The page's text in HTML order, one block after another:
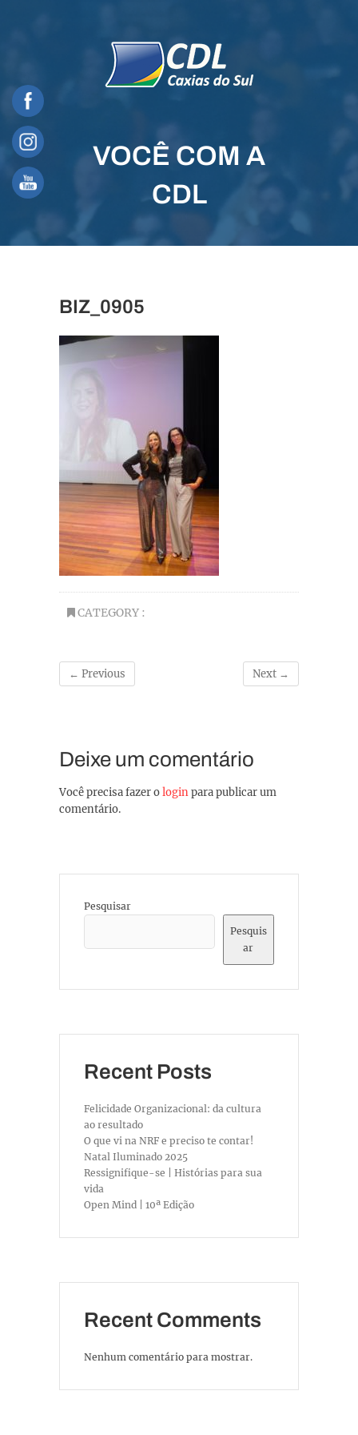
VOCÊ COM A
CDL
BIZ_0905
CATEGORY :
← Previous Next →
Deixe um comentário
Você precisa fazer ologinpara publicar um
comentário.
Pesquisar
Pesquis
ar
Recent Posts
Felicidade Organizacional: da cultura
ao resultado
O que vi na NRF e preciso te contar!
Natal Iluminado 2025
Ressignifique-se | Histórias para sua
vida
Open Mind | 10ª Edição
Recent Comments
Nenhum comentário para mostrar.